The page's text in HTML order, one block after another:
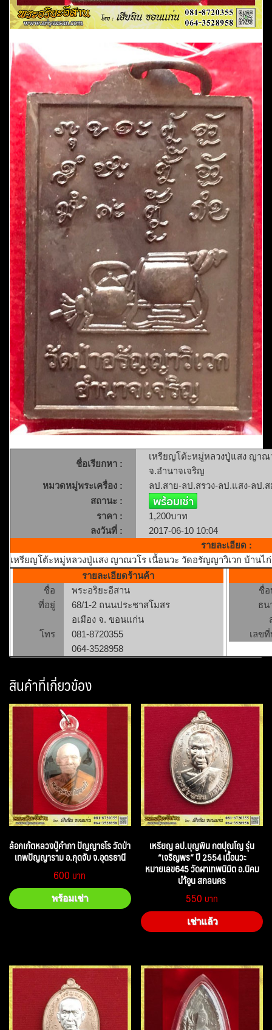
ชื่อเรียกหา :
เหรียญโต้ะหมู่หลวงปู่แสง ญาณ
จ.อำนาจเจริญ
หมวดหมู่พระเครื่อง :
ลป.สาย-ลป.สรวง-ลป.แสง-ลป.
สถานะ :
ราคา :
1,200บาท
ลงวันที่ :
2017-06-10 10:04
รายละเอียด :
เหรียญโต้ะหมู่หลวงปู่แสง ญาณวโร เนื้อนวะ วัดอรัญญาวิเวก บ้านไ
รายละเอียดร้านค้า
ชื่อ
พระอริยะอีสาน
ที่อยู่
68/1-2 ถนนประชาสโมสร
อเมือง จ. ขอนแก่น
โทร
081-8720355
064-3528958
ชื่
ธน
เลข
สินค้าที่เกี่ยวข้อง
ล้อกเก้ตหลวงปู่คำภา ปัญญาธโร วัดป่า
เทพปัญญาราม อ.กุดจับ จ.อุดรธานี
600
พร้อมเช่า
เหรียญ ลป.บุญพิน กตปุณโญ รุ่น
“เจริญพร” ปี 2554 เนื้อนวะ
หมายเลข645 วัดผาเทพนิมิต อ.นิคม
นำ้อูน สกลนคร
550
เช่าแล้ว